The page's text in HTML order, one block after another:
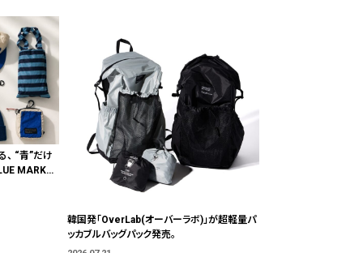
“青”だけ
MARKE
"から出会
韓国発「OverLab(オーバーラボ)」が超軽量パ
ッカブルバッグパック発売。